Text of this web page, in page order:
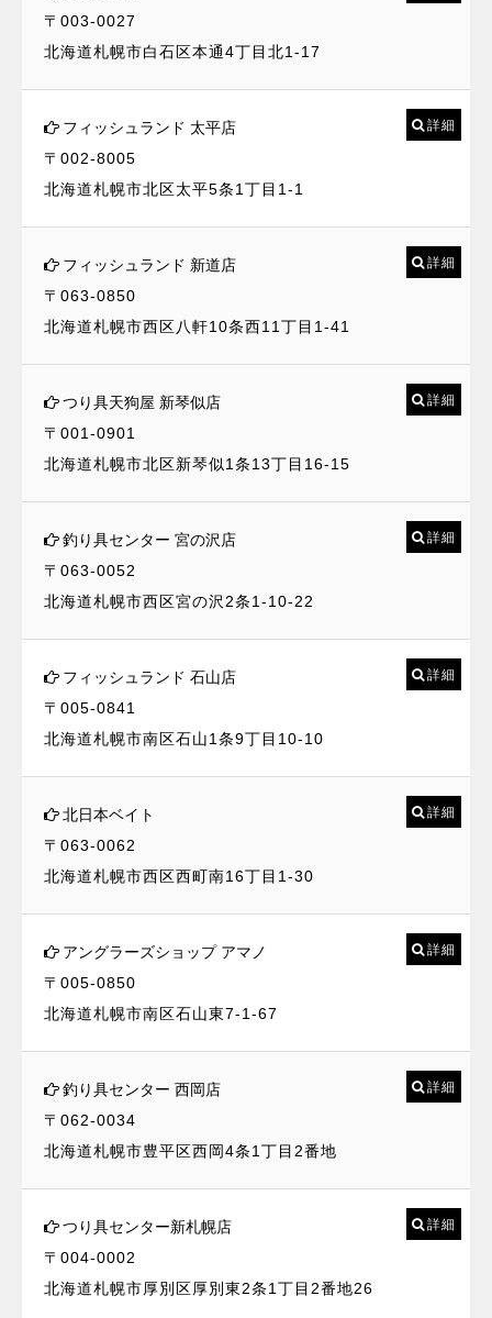
〒003-0027
北海道札幌市白石区本通4丁目北1-17
フィッシュランド 太平店
〒002-8005
北海道札幌市北区太平5条1丁目1-1
詳細
フィッシュランド 新道店
〒063-0850
北海道札幌市西区八軒10条西11丁目1-41
詳細
つり具天狗屋 新琴似店
〒001-0901
北海道札幌市北区新琴似1条13丁目16-15
詳細
釣り具センター 宮の沢店
〒063-0052
北海道札幌市西区宮の沢2条1-10-22
詳細
フィッシュランド 石山店
〒005-0841
北海道札幌市南区石山1条9丁目10-10
詳細
北日本ベイト
〒063-0062
北海道札幌市西区西町南16丁目1-30
詳細
アングラーズショップ アマノ
〒005-0850
北海道札幌市南区石山東7-1-67
詳細
釣り具センター 西岡店
〒062-0034
北海道札幌市豊平区西岡4条1丁目2番地
詳細
つり具センター新札幌店
〒004-0002
北海道札幌市厚別区厚別東2条1丁目2番地26
詳細